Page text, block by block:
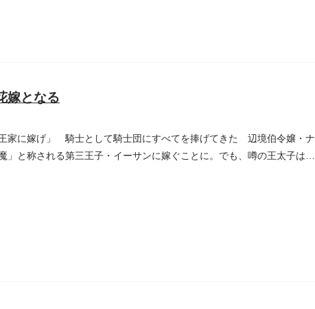
嫁となる
王家に嫁げ」 騎士として騎士団にすべてを捧げてきた 辺境伯令嬢・ナ
と称される第三王子・イーサンに嫁ぐことに。でも、噂の王太子は優